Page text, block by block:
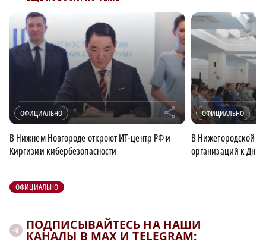
ОФИЦИАЛЬНО r
В Нижнем Новгороде откроют ИТ-центр РФ и
Киргизии кибербезопасности
ОФИЦИАЛЬНО
В Нижегородской
организаций к Дню
ОФИЦИАЛЬНО
ПОДПИСЫВАЙТЕСЬ НА НАШИ
КАНАЛЫ В MAX И TELEGRAM: